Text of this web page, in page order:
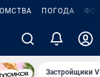
ПОГОДА
Застройщики